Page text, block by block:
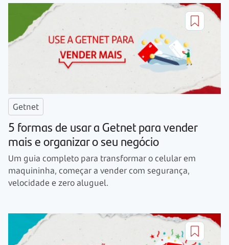
Getnet
5 formas de usar a Getnet para vender
mais e organizar o seu negócio
Um guia completo para transformar o celular em
maquininha, começar a vender com segurança,
velocidade e zero aluguel.